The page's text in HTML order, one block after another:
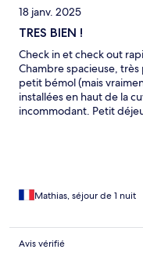
18 janv. 2025
TRES BIEN !
Check in et check out
Chambre spacieuse,
petit bémol (mais
installées en haut de la
incommodant. Petit
Mathias, séjour de 1 nuit
Avis vérifié